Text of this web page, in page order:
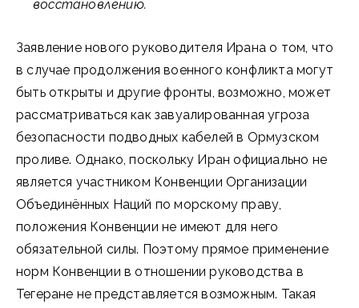
восстановлению.
Заявление нового руководителя Ирана о том, что
в случае продолжения военного конфликта могут
быть открыты и другие фронты, возможно, может
рассматриваться как завуалированная угроза
безопасности подводных кабелей в Ормузском
проливе. Однако, поскольку Иран официально не
является участником Конвенции Организации
Объединённых Наций по морскому праву,
положения Конвенции не имеют для него
обязательной силы. Поэтому прямое применение
норм Конвенции в отношении руководства в
Тегеране не представляется возможным. Такая